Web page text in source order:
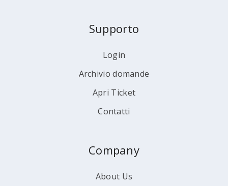
Supporto
Login
Archivio domande
Apri Ticket
Contatti
Company
About Us